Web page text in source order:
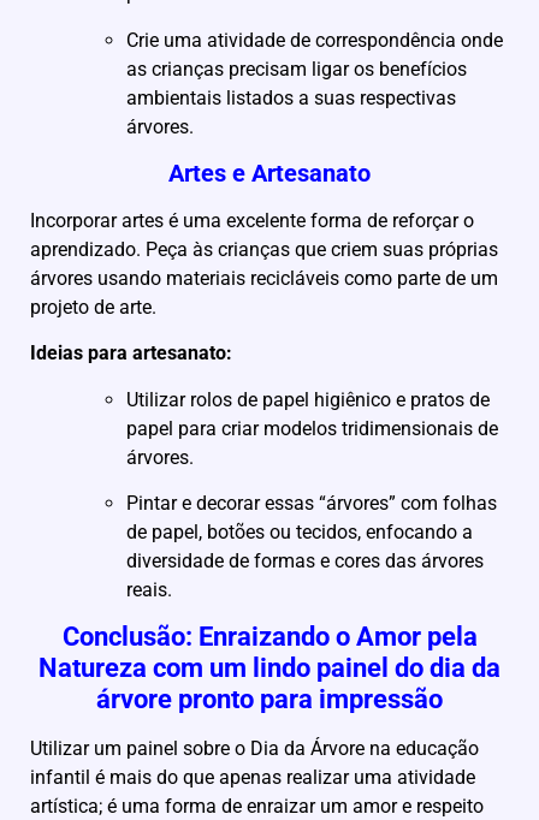
Crie uma atividade de correspondência onde
as crianças precisam ligar os benefícios
ambientais listados a suas respectivas
árvores.
Artes e Artesanato
Incorporar artes é uma excelente forma de reforçar o
aprendizado. Peça às crianças que criem suas próprias
árvores usando materiais recicláveis como parte de um
projeto de arte.
Ideias para artesanato:
Utilizar rolos de papel higiênico e pratos de
papel para criar modelos tridimensionais de
árvores.
Pintar e decorar essas “árvores” com folhas
de papel, botões ou tecidos, enfocando a
diversidade de formas e cores das árvores
reais.
Conclusão: Enraizando o Amor pela
Natureza com um lindo painel do dia da
árvore pronto para impressão
Utilizar um painel sobre o Dia da Árvore na educação
infantil é mais do que apenas realizar uma atividade
artística; é uma forma de enraizar um amor e respeito